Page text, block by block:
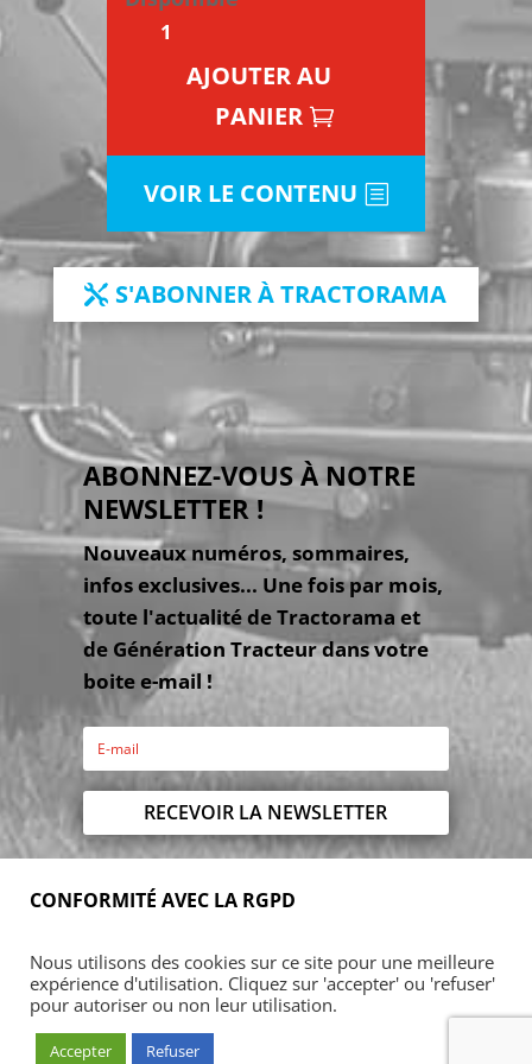
quantité
Tractorama
AJOUTER AU
PANIER
VOIR LE CONTENU
S'ABONNER À TRACTORAMA
ABONNEZ-VOUS À NOTRE
NEWSLETTER !
Nouveaux numéros, sommaires,
infos exclusives... Une fois par mois,
toute l'actualité de Tractorama et
de Génération Tracteur dans votre
boite e-mail !
RECEVOIR LA NEWSLETTER
Foires & manifestations
Petites annonces
Contact
Mon Compte
CONFORMITÉ AVEC LA RGPD
Nous utilisons des cookies sur ce site pour une meilleure
expérience d'utilisation. Cliquez sur 'accepter' ou 'refuser'
pour autoriser ou non leur utilisation.
Accepter Refuser